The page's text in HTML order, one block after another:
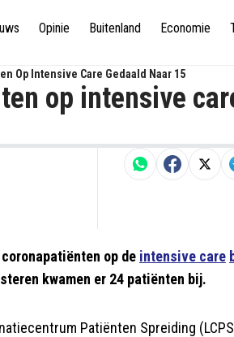
Opinie Buitenland Economie
Op Intensive Care Gedaald Naar 15
op intensive
op de intensive care
kwamen er 24 patiënten bij.
Patiënten Spreiding